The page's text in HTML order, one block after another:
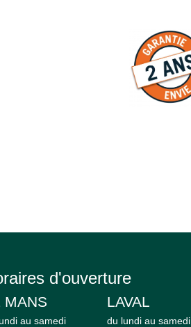
d'ouverture
MANS
au samedi
LAVAL
du lundi au samedi